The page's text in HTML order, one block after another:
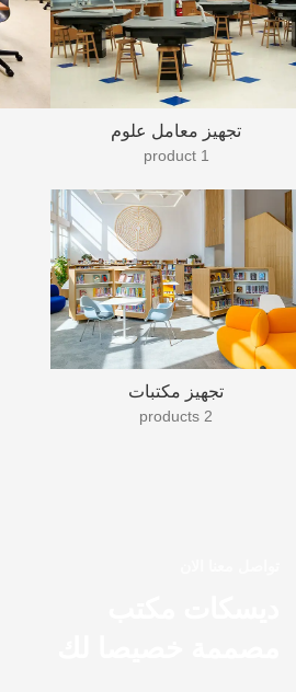
تجهيز معامل علوم
1 product
تجهيز مكتبات
2 products